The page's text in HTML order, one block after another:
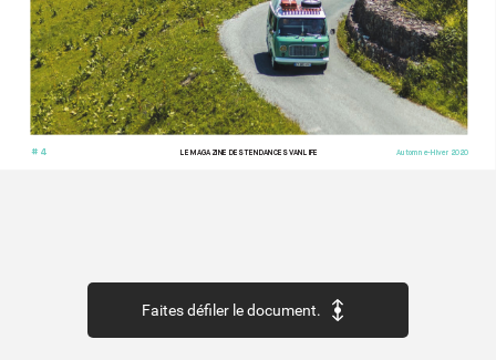
LE MAGAZINE DES TENDANCES VANLIFE
# 4 Automne-Hiver 2020
Faites défiler le document.